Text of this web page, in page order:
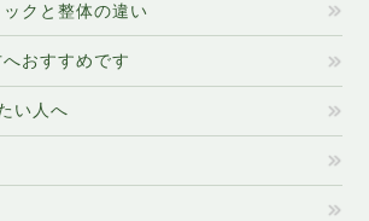
クと整体の違い
おすすめです
い人へ